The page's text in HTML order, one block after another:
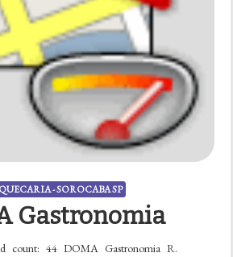
- SOROCABA SP
Gastronomia
count: 44 DOMA Gastronomia R.